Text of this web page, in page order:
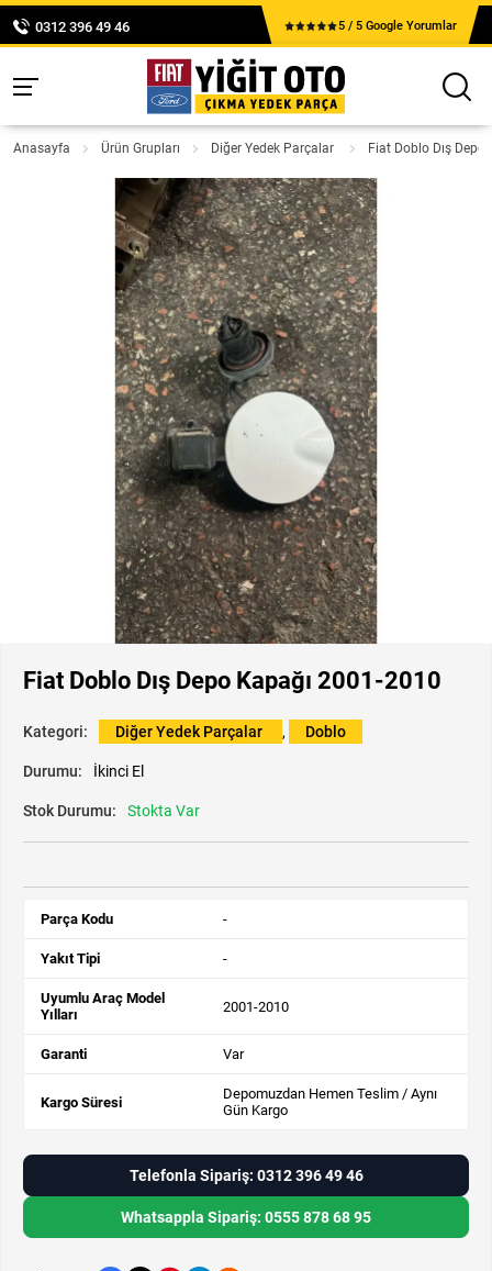
0312 396 49 46 5 / 5 Google Yorumlar
Anasayfa Ürün Grupları Diğer Yedek Parçalar Fiat Doblo Dış
Fiat Doblo Dış Depo Kapağı 2001-2010
Kategori: Diğer Yedek Parçalar , Doblo
Durumu: İkinci El
Stok Durumu: Stokta Var
Parça Kodu -
Yakıt Tipi -
Uyumlu Araç Model
Yılları
2001-2010
Garanti Var
Kargo Süresi
Depomuzdan Hemen Teslim / Aynı
Gün Kargo
Telefonla Sipariş: 0312 396 49 46
Whatsappla Sipariş: 0555 878 68 95